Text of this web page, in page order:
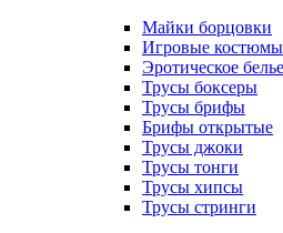
Майки борцовки
Игровые костюмы
Эротическое белье
Трусы боксеры
Трусы брифы
Брифы открытые
Трусы джоки
Трусы тонги
Трусы хипсы
Трусы стринги